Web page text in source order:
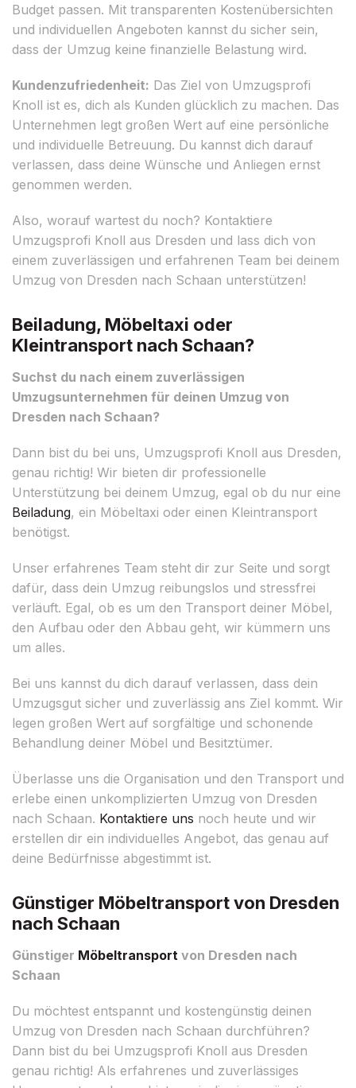
Budget passen. Mit transparenten Kostenübersichten
und individuellen Angeboten kannst du sicher sein,
dass der Umzug keine finanzielle Belastung wird.
Kundenzufriedenheit: Das Ziel von Umzugsprofi
Knoll ist es, dich als Kunden glücklich zu machen. Das
Unternehmen legt großen Wert auf eine persönliche
und individuelle Betreuung. Du kannst dich darauf
verlassen, dass deine Wünsche und Anliegen ernst
genommen werden.
Also, worauf wartest du noch? Kontaktiere
Umzugsprofi Knoll aus Dresden und lass dich von
einem zuverlässigen und erfahrenen Team bei deinem
Umzug von Dresden nach Schaan unterstützen!
Beiladung, Möbeltaxi oder
Kleintransport nach Schaan?
Suchst du nach einem zuverlässigen
Umzugsunternehmen für deinen Umzug von
Dresden nach Schaan?
Dann bist du bei uns, Umzugsprofi Knoll aus Dresden,
genau richtig! Wir bieten dir professionelle
Unterstützung bei deinem Umzug, egal ob du nur eine
Beiladung, ein Möbeltaxi oder einen Kleintransport
benötigst.
Unser erfahrenes Team steht dir zur Seite und sorgt
dafür, dass dein Umzug reibungslos und stressfrei
verläuft. Egal, ob es um den Transport deiner Möbel,
den Aufbau oder den Abbau geht, wir kümmern uns
um alles.
Bei uns kannst du dich darauf verlassen, dass dein
Umzugsgut sicher und zuverlässig ans Ziel kommt. Wir
legen großen Wert auf sorgfältige und schonende
Behandlung deiner Möbel und Besitztümer.
Überlasse uns die Organisation und den Transport und
erlebe einen unkomplizierten Umzug von Dresden
nach Schaan. Kontaktiere uns noch heute und wir
erstellen dir ein individuelles Angebot, das genau auf
deine Bedürfnisse abgestimmt ist.
Günstiger Möbeltransport von Dresden
nach Schaan
Günstiger Möbeltransport von Dresden nach
Schaan
Du möchtest entspannt und kostengünstig deinen
Umzug von Dresden nach Schaan durchführen?
Dann bist du bei Umzugsprofi Knoll aus Dresden
genau richtig! Als erfahrenes und zuverlässiges